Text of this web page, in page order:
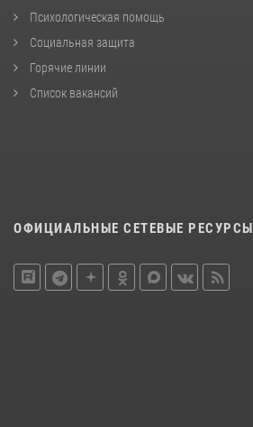
Психологическая помощь
Социальная защита
Горячие линии
Список вакансий
ОФИЦИАЛЬНЫЕ СЕТЕВЫЕ РЕСУРСЫ